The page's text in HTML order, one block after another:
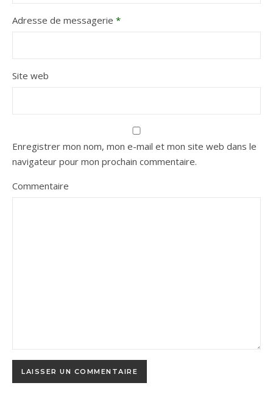
Adresse de messagerie *
Site web
Enregistrer mon nom, mon e-mail et mon site web dans le
navigateur pour mon prochain commentaire.
Commentaire